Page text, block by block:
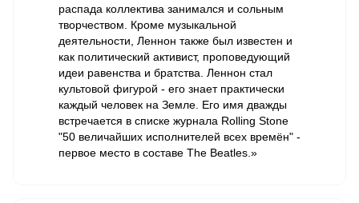
распада коллектива занимался и сольным
творчеством. Кроме музыкальной
деятельности, Леннон также был известен и
как политический активист, проповедующий
идеи равенства и братства. Леннон стал
культовой фигурой - его знает практически
каждый человек на Земле. Его имя дважды
встречается в списке журнала Rolling Stone
"50 величайших исполнителей всех времён" -
первое место в составе The Beatles.»